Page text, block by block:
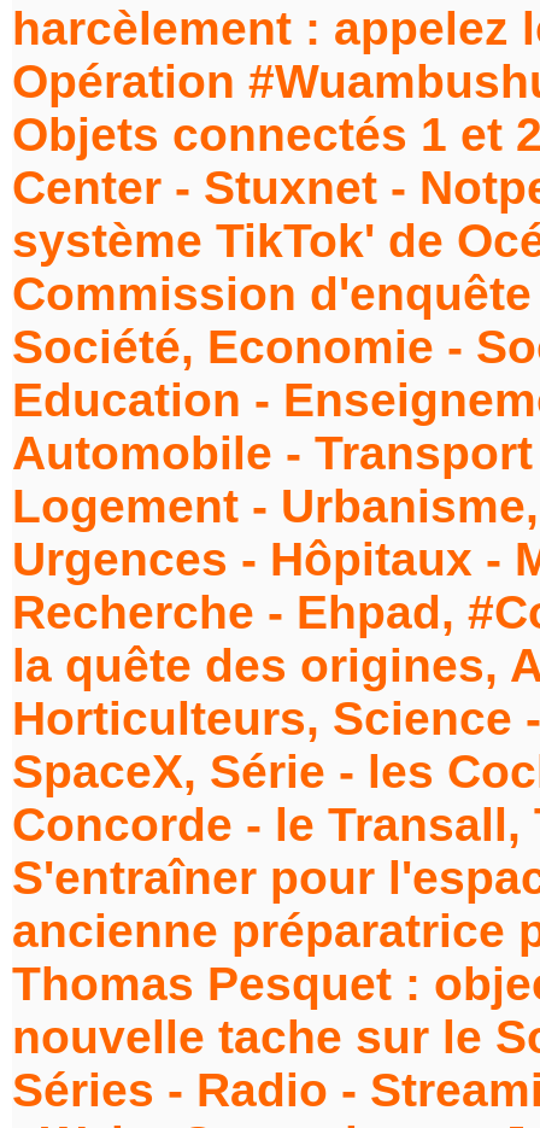
harcèlement : appelez
Opération
Objets connectés 1 et
Center - Stuxnet -
système TikTok' de
Commission
Société, Economie -
Education -
Automobile -
Logement -
Urgences - Hôpitaux -
Recherche - Ehpad,
la quête des origines,
Horticulteurs, Science
SpaceX, Série - les
Concorde - le Transall,
S'entraîner pour
ancienne préparatrice
Thomas Pesquet :
nouvelle tache sur le
Séries - Radio -